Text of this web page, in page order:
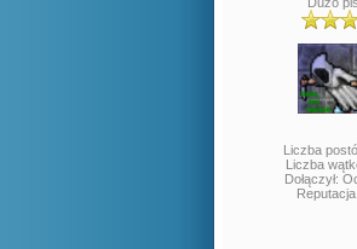
Liczba
Liczba
Dołączył:
Reputacja: